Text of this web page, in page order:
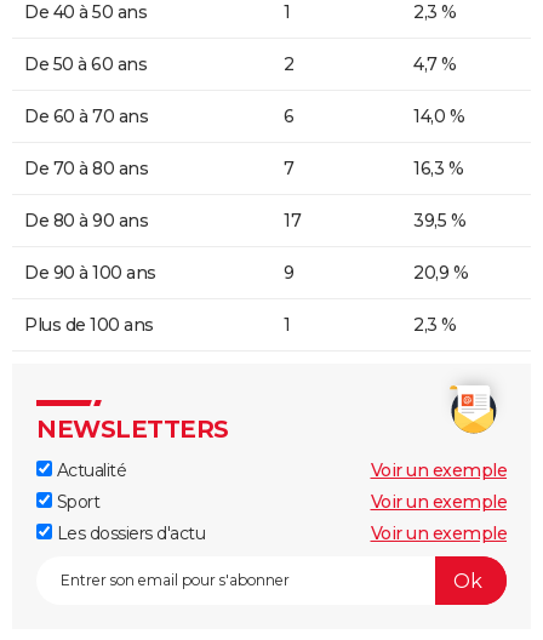
De 40 à 50 ans 1 2,3 %
De 50 à 60 ans 2 4,7 %
De 60 à 70 ans 6 14,0 %
De 70 à 80 ans 7 16,3 %
De 80 à 90 ans 17 39,5 %
De 90 à 100 ans 9 20,9 %
Plus de 100 ans 1 2,3 %
NEWSLETTERS
Actualité
Voir un exemple
Sport
Voir un exemple
Les dossiers d'actu
Voir un exemple